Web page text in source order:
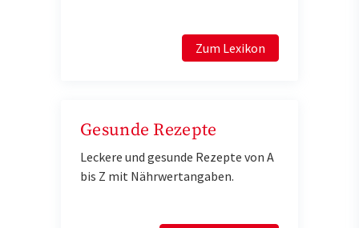
Zum Lexikon
Gesunde Rezepte
Leckere und gesunde Rezepte von A
bis Z mit Nährwertangaben.